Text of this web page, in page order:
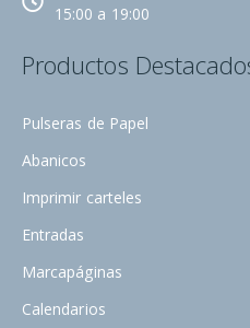
15:00 a 19:00
Productos
Pulseras de Papel
Abanicos
Imprimir carteles
Entradas
Marcapáginas
Calendarios